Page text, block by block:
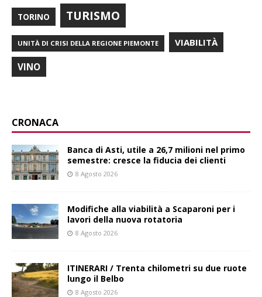
TORINO TURISMO
UNITÀ DI CRISI DELLA REGIONE PIEMONTE VIABILITÀ
VINO
CRONACA
Banca di Asti, utile a 26,7 milioni nel primo
semestre: cresce la fiducia dei clienti
8 Agosto 2026
Modifiche alla viabilità a Scaparoni per i
lavori della nuova rotatoria
8 Agosto 2026
ITINERARI / Trenta chilometri su due ruote
lungo il Belbo
8 Agosto 2026